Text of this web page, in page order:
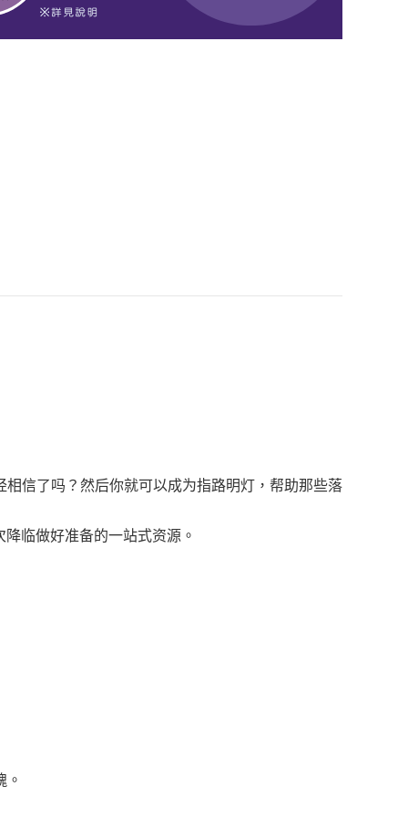
信了吗？然后你就可以成为指路明灯，帮助那些落
临做好准备的一站式资源。